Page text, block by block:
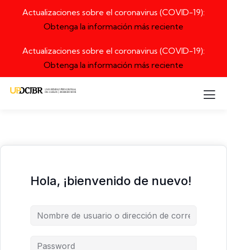
Actualizaciones sobre el coronavirus (COVID-19):
Obtenga la información más reciente
Actualizaciones sobre el coronavirus (COVID-19):
Obtenga la información más reciente
Hola, ¡bienvenido de nuevo!